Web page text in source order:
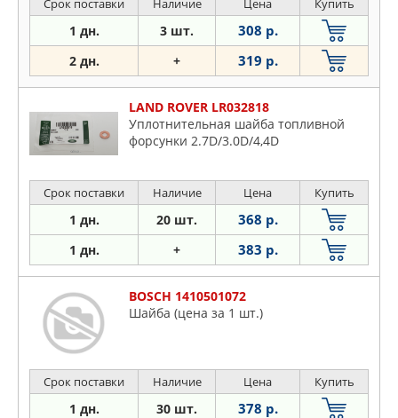
Срок поставки Наличие Цена Купить
1 дн. 3 шт. 308 р.
2 дн. + 319 р.
LAND ROVER LR032818
Уплотнительная шайба топливной
форсунки 2.7D/3.0D/4,4D
Срок поставки Наличие Цена Купить
1 дн. 20 шт. 368 р.
1 дн. + 383 р.
BOSCH 1410501072
Шайба (цена за 1 шт.)
Срок поставки Наличие Цена Купить
1 дн. 30 шт. 378 р.